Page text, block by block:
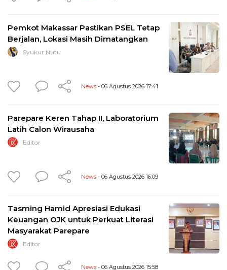
Pemkot Makassar Pastikan PSEL Tetap
Berjalan, Lokasi Masih Dimatangkan
Syukur Nutu
News - 06 Agustus 2026 17:41
Parepare Keren Tahap II, Laboratorium
Latih Calon Wirausaha
Editor
News - 06 Agustus 2026 16:09
Tasming Hamid Apresiasi Edukasi
Keuangan OJK untuk Perkuat Literasi
Masyarakat Parepare
Editor
News - 06 Agustus 2026 15:58